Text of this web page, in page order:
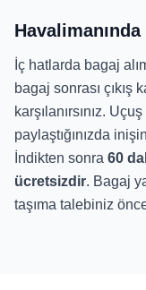
İç hatlarda bagaj
bagaj sonrası çıkış
karşılanırsınız.
paylaştığınızda
İndikten sonra 60
ücretsizdir. Bagaj
taşıma talebiniz